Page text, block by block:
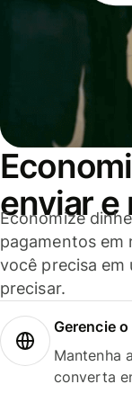
enviar e
Economize
pagamentos em
você precisa em
precisar.
Gerencie
Mantenha
converta